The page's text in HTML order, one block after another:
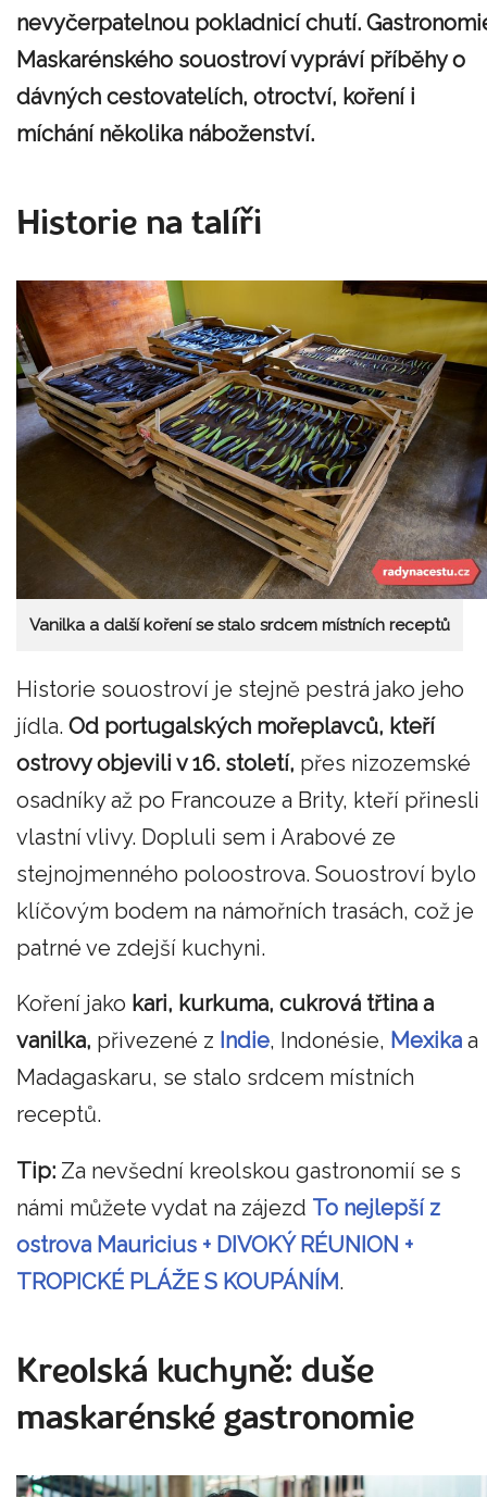
nevyčerpatelnou pokladnicí chutí.
Maskarénského souostroví vypráví příběhy o
dávných cestovatelích, otroctví, koření i
míchání několika náboženství.
Historie na talíři
Vanilka a další koření se stalo srdcem místních receptů
Historie souostroví je stejně pestrá jako jeho
jídla. Od portugalských mořeplavců, kteří
ostrovy objevili v 16. století, přes nizozemské
osadníky až po Francouze a Brity, kteří přinesli
vlastní vlivy. Dopluli sem i Arabové ze
stejnojmenného poloostrova. Souostroví bylo
klíčovým bodem na námořních trasách, což je
patrné ve zdejší kuchyni.
Koření jako kari, kurkuma, cukrová třtina a
vanilka, přivezené z Indie, Indonésie, Mexika a
Madagaskaru, se stalo srdcem místních
receptů.
Tip: Za nevšední kreolskou gastronomií se s
námi můžete vydat na zájezd To nejlepší z
ostrova Mauricius + DIVOKÝ RÉUNION +
TROPICKÉ PLÁŽE S KOUPÁNÍM.
Kreolská kuchyně: duše
maskarénské gastronomie